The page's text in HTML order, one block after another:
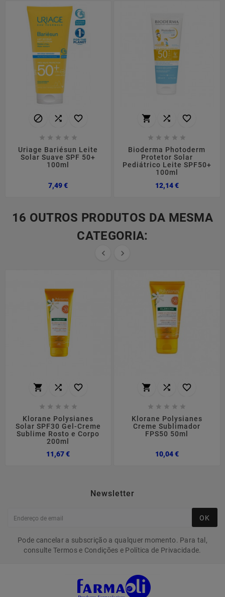
  
    
Uriage Bariésun Leite
Solar Suave SPF 50+
100ml
7,49 €Preço
  
    
Bioderma Photoderm
Protetor Solar
Pediátrico Leite SPF50+
100ml
12,14 €Preço
16 OUTROS PRODUTOS DA MESMA
CATEGORIA:
 
  
    
Klorane Polysianes
Solar SPF30 Gel-Creme
Sublime Rosto e Corpo
200ml
11,67 €Preço
  
    
Klorane Polysianes
Creme Sublimador
FPS50 50ml
10,04 €Preço
Newsletter
OK
Pode cancelar a subscrição a qualquer momento. Para tal,
consulte Termos e Condições e Política de Privacidade.